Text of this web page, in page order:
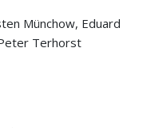
Münchow, Eduard
Terhorst